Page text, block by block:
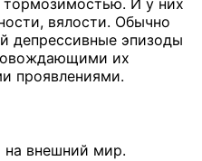
вялости. Обычно
депрессивные эпизоды
их
проявлениями.
на внешний мир.